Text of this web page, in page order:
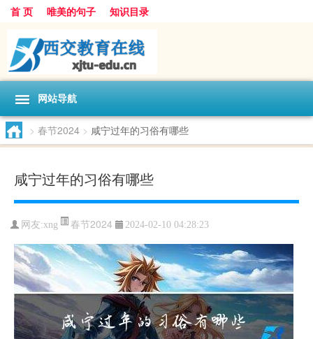
首 页 唯美的句子 知识目录
网站导航
> 春节2024 > 咸宁过年的习俗有哪些
咸宁过年的习俗有哪些
网友:xng 春节2024 2024-02-10 04:28:23